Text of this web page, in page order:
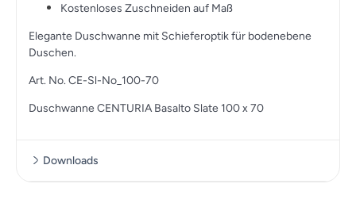
Kostenloses Zuschneiden auf Maß
Elegante Duschwanne mit Schieferoptik für bodenebene
Duschen.
Art. No. CE-Sl-No_100-70
Duschwanne CENTURIA Basalto Slate 100 x 70
Downloads